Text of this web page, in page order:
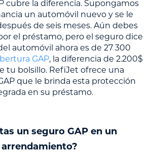
cubre la diferencia. Supongamos
un automóvil nuevo y se le
de seis meses. Aún debes
el préstamo, pero el seguro dice
automóvil ahora es de 27 300
GAP, la diferencia de 2.200$
tu bolsillo. RefiJet ofrece una
que le brinda esta protección
en su préstamo.
un seguro GAP en un
arrendamiento?